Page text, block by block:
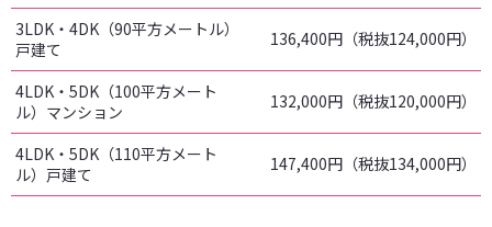
3LDK・4DK（90平方メートル）
戸建て
136,400円（税抜124,000円）
4LDK・5DK（100平方メート
ル）マンション
132,000円（税抜120,000円）
4LDK・5DK（110平方メート
ル）戸建て
147,400円（税抜134,000円）